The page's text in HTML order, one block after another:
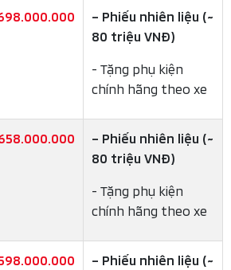
– Phiếu nhiên liệu (~
80 triệu VNĐ)
- Tặng phụ kiện
chính hãng theo xe
– Phiếu nhiên liệu (~
80 triệu VNĐ)
- Tặng phụ kiện
chính hãng theo xe
– Phiếu nhiên liệu (~